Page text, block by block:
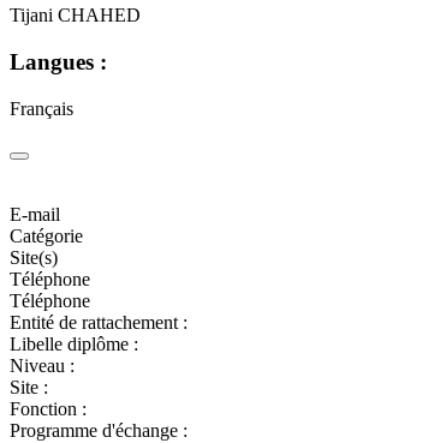
Tijani CHAHED
Langues :
Français
E-mail
Catégorie
Site(s)
Téléphone
Téléphone
Entité de rattachement :
Libelle diplôme :
Niveau :
Site :
Fonction :
Programme d'échange :